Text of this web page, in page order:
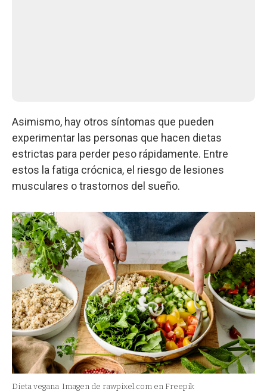
Asimismo, hay otros síntomas que pueden
experimentar las personas que hacen dietas
estrictas para perder peso rápidamente. Entre
estos la fatiga crócnica, el riesgo de lesiones
musculares o trastornos del sueño.
Dieta vegana Imagen de rawpixel.com en Freepik